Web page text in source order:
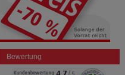
Bewertung